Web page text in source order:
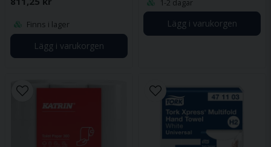
Finns i lager
Lägg i varukorgen
Lägg i varukorgen